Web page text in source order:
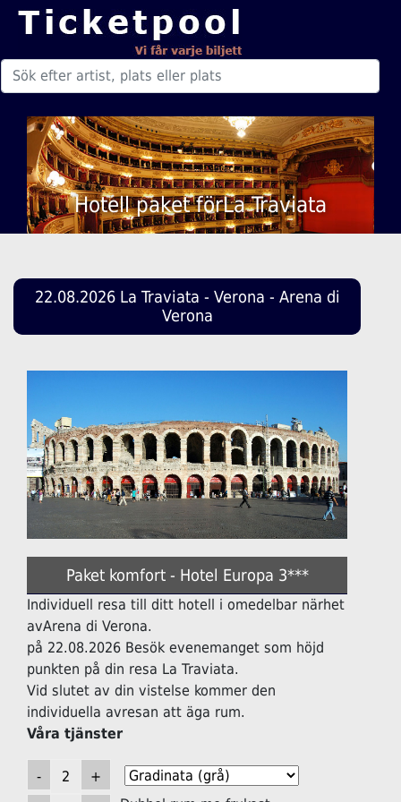
Hotell paket förLa Traviata
22.08.2026 La Traviata - Verona - Arena di
Verona
Paket komfort - Hotel Europa 3***
Individuell resa till ditt hotell i omedelbar närhet
avArena di Verona.
på 22.08.2026 Besök evenemanget som höjd
punkten på din resa La Traviata.
Vid slutet av din vistelse kommer den
individuella avresan att äga rum.
Våra tjänster